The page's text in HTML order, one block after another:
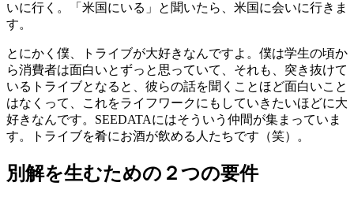
いに行く。「米国にいる」と聞いたら、米国に会いに行きま
す。
とにかく僕、トライブが大好きなんですよ。僕は学生の頃か
ら消費者は面白いとずっと思っていて、それも、突き抜けて
いるトライブとなると、彼らの話を聞くことほど面白いこと
はなくって、これをライフワークにもしていきたいほどに大
好きなんです。SEEDATAにはそういう仲間が集まっていま
す。トライブを肴にお酒が飲める人たちです（笑）。
別解を生むための２つの要件